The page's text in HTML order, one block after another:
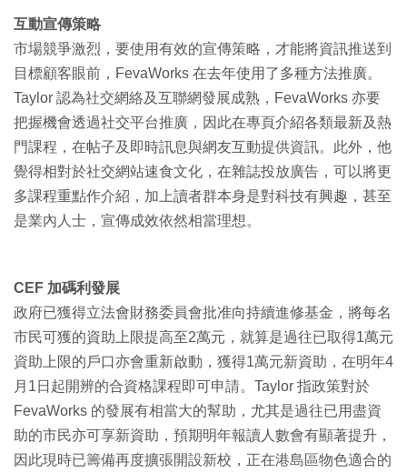
互動宣傳策略
市場競爭激烈，要使用有效的宣傳策略，才能將資訊推送到
目標顧客眼前，FevaWorks 在去年使用了多種方法推廣。
Taylor 認為社交網絡及互聯網發展成熟，FevaWorks 亦要
把握機會透過社交平台推廣，因此在專頁介紹各類最新及熱
門課程，在帖子及即時訊息與網友互動提供資訊。此外，他
覺得相對於社交網站速食文化，在雜誌投放廣告，可以將更
多課程重點作介紹，加上讀者群本身是對科技有興趣，甚至
是業內人士，宣傳成效依然相當理想。
CEF 加碼利發展
政府已獲得立法會財務委員會批准向持續進修基金，將每名
市民可獲的資助上限提高至2萬元，就算是過往已取得1萬元
資助上限的戶口亦會重新啟動，獲得1萬元新資助，在明年4
月1日起開辨的合資格課程即可申請。Taylor 指政策對於
FevaWorks 的發展有相當大的幫助，尤其是過往已用盡資
助的市民亦可享新資助，預期明年報讀人數會有顯著提升，
因此現時已籌備再度擴張開設新校，正在港島區物色適合的